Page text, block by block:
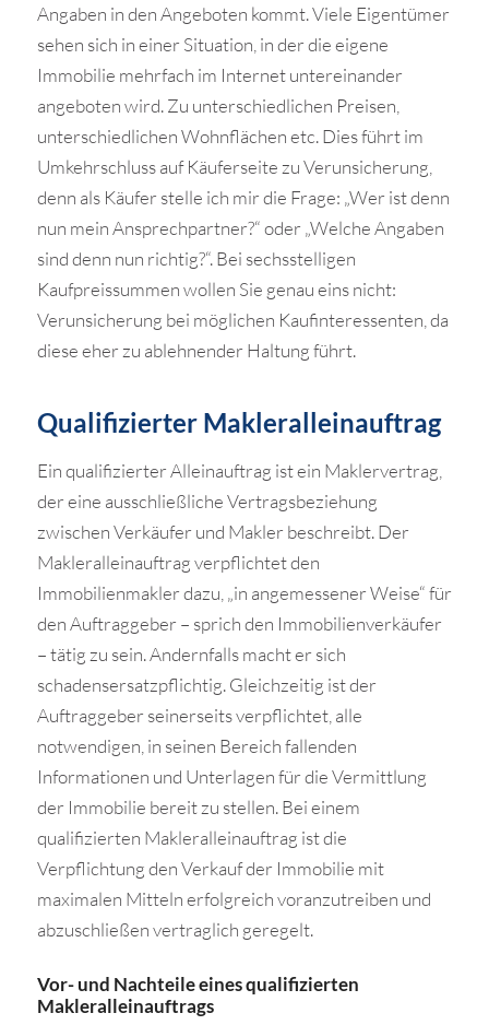
Angaben in den Angeboten kommt. Viele Eigentümer
sehen sich in einer Situation, in der die eigene
Immobilie mehrfach im Internet untereinander
angeboten wird. Zu unterschiedlichen Preisen,
unterschiedlichen Wohnflächen etc. Dies führt im
Umkehrschluss auf Käuferseite zu Verunsicherung,
denn als Käufer stelle ich mir die Frage: „Wer ist denn
nun mein Ansprechpartner?“ oder „Welche Angaben
sind denn nun richtig?“. Bei sechsstelligen
Kaufpreissummen wollen Sie genau eins nicht:
Verunsicherung bei möglichen Kaufinteressenten, da
diese eher zu ablehnender Haltung führt.
Qualifizierter Makleralleinauftrag
Ein qualifizierter Alleinauftrag ist ein Maklervertrag,
der eine ausschließliche Vertragsbeziehung
zwischen Verkäufer und Makler beschreibt. Der
Makleralleinauftrag verpflichtet den
Immobilienmakler dazu, „in angemessener Weise“ für
den Auftraggeber – sprich den Immobilienverkäufer
– tätig zu sein. Andernfalls macht er sich
schadensersatzpflichtig. Gleichzeitig ist der
Auftraggeber seinerseits verpflichtet, alle
notwendigen, in seinen Bereich fallenden
Informationen und Unterlagen für die Vermittlung
der Immobilie bereit zu stellen. Bei einem
qualifizierten Makleralleinauftrag ist die
Verpflichtung den Verkauf der Immobilie mit
maximalen Mitteln erfolgreich voranzutreiben und
abzuschließen vertraglich geregelt.
Vor- und Nachteile eines qualifizierten
Makleralleinauftrags